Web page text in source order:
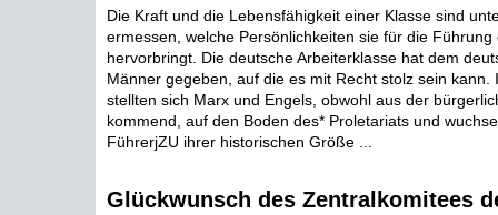
Die Kraft und die Lebensfähigkeit einer Klasse sind
ermessen, welche Persönlichkeiten sie für die Führung
hervorbringt. Die deutsche Arbeiterklasse hat dem
Männer gegeben, auf die es mit Recht stolz sein kann.
stellten sich Marx und Engels, obwohl aus der
kommend, auf den Boden des* Proletariats und
FührerjZU ihrer historischen Größe ...
Glückwunsch des Zentralkomitees